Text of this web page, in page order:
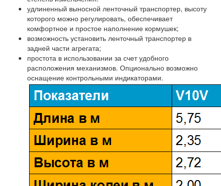
удлиненный выносной ленточный транспортер, высоту
которого можно регулировать, обеспечивает
комфортное и простое наполнение кормушек;
возможность установить ленточный транспортер в
задней части агрегата;
простота в использовании за счет удобного
расположения механизмов. Опционально возможно
оснащение контрольными индикаторами.